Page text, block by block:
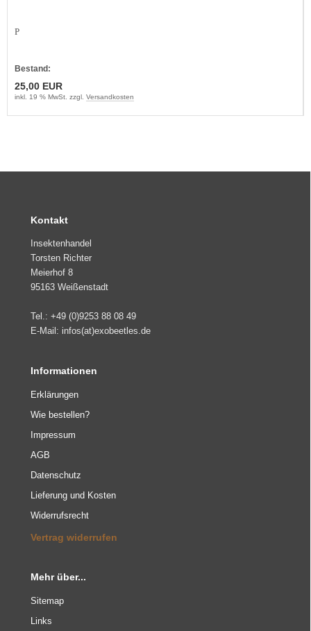
P
Bestand:
25,00 EUR
inkl. 19 % MwSt. zzgl. Versandkosten
Kontakt
Insektenhandel
Torsten Richter
Meierhof 8
95163 Weißenstadt
Tel.: +49 (0)9253 88 08 49
E-Mail: infos(at)exobeetles.de
Informationen
Erklärungen
Wie bestellen?
Impressum
AGB
Datenschutz
Lieferung und Kosten
Widerrufsrecht
Vertrag widerrufen
Mehr über...
Sitemap
Links